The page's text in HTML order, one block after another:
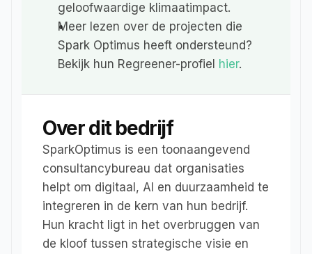
geloofwaardige klimaatimpact.
Meer lezen over de projecten die
Spark Optimus heeft ondersteund?
Bekijk hun Regreener-profiel hier.
Over dit bedrijf
SparkOptimus is een toonaangevend
consultancybureau dat organisaties
helpt om digitaal, AI en duurzaamheid te
integreren in de kern van hun bedrijf.
Hun kracht ligt in het overbruggen van
de kloof tussen strategische visie en